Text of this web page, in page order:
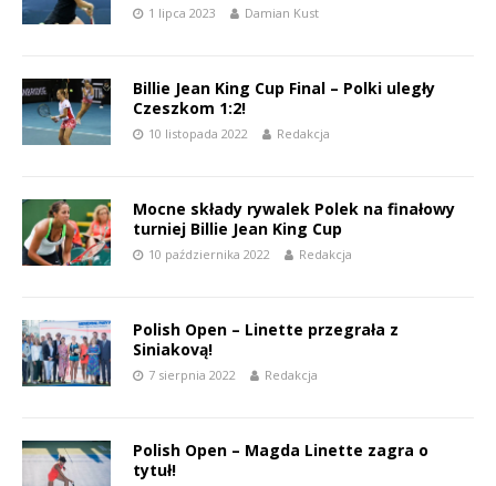
1 lipca 2023 Damian Kust
Billie Jean King Cup Final – Polki uległy
Czeszkom 1:2!
10 listopada 2022 Redakcja
Mocne składy rywalek Polek na finałowy
turniej Billie Jean King Cup
10 października 2022 Redakcja
Polish Open – Linette przegrała z
Siniakovą!
7 sierpnia 2022 Redakcja
Polish Open – Magda Linette zagra o
tytuł!